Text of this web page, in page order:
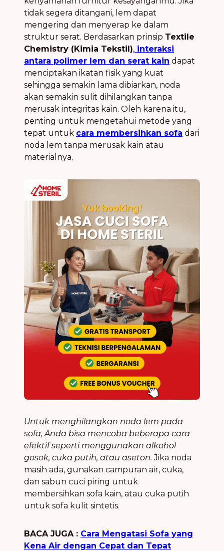
tidak segera ditangani, lem dapat
mengering dan menyerap ke dalam
struktur serat. Berdasarkan prinsip Textile
Chemistry (Kimia Tekstil), interaksi
antara polimer lem dan serat kain dapat
menciptakan ikatan fisik yang kuat
sehingga semakin lama dibiarkan, noda
akan semakin sulit dihilangkan tanpa
merusak integritas kain. Oleh karena itu,
penting untuk mengetahui metode yang
tepat untuk cara membersihkan sofa dari
noda lem tanpa merusak kain atau
materialnya.
Untuk menghilangkan noda lem pada
sofa, Anda bisa mencoba beberapa cara
efektif seperti menggunakan alkohol
gosok, cuka putih, atau aseton. Jika noda
masih ada, gunakan campuran air, cuka,
dan sabun cuci piring untuk
membersihkan sofa kain, atau cuka putih
untuk sofa kulit sintetis.
BACA JUGA : Cara Mengatasi Sofa yang
Kena Air dengan Cepat dan Tepat